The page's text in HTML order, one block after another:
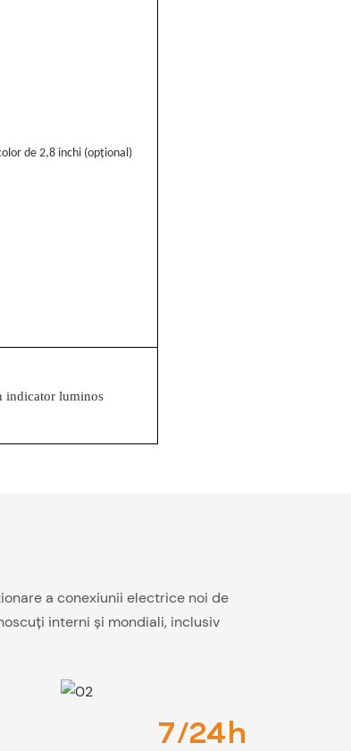
de 2,8 inchi (opțional)
indicator luminos
a conexiunii electrice noi de
interni și mondiali, inclusiv
7/24h